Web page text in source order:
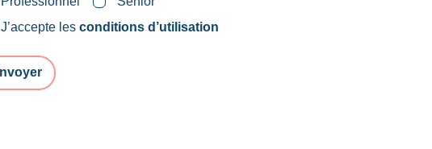
J’accepte lesconditions d’utilisation